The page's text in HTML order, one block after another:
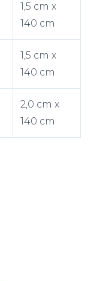
1,5 cm x
140 cm
1,5 cm x
140 cm
2,0 cm x
140 cm